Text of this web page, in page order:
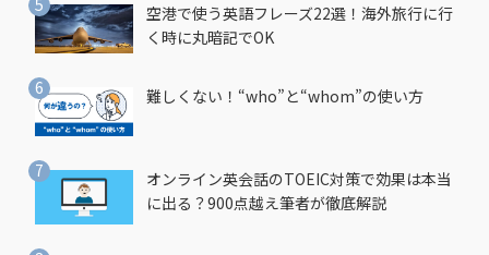
空港で使う英語フレーズ22選！海外旅行に行
く時に丸暗記でOK
難しくない！“who”と“whom”の使い方
オンライン英会話のTOEIC対策で効果は本当
に出る？900点越え筆者が徹底解説